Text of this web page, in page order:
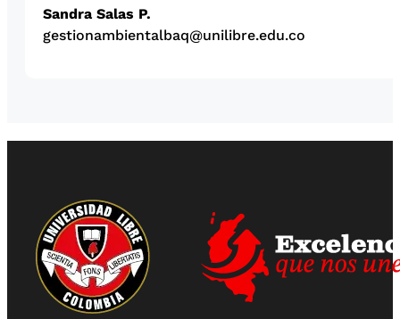
Sandra Salas P.
gestionambientalbaq@unilibre.edu.co